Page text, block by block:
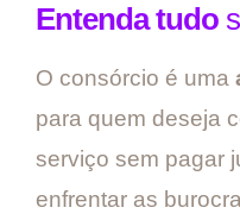
Entenda tudo
O consórcio é uma
para quem deseja
serviço sem pagar
enfrentar as